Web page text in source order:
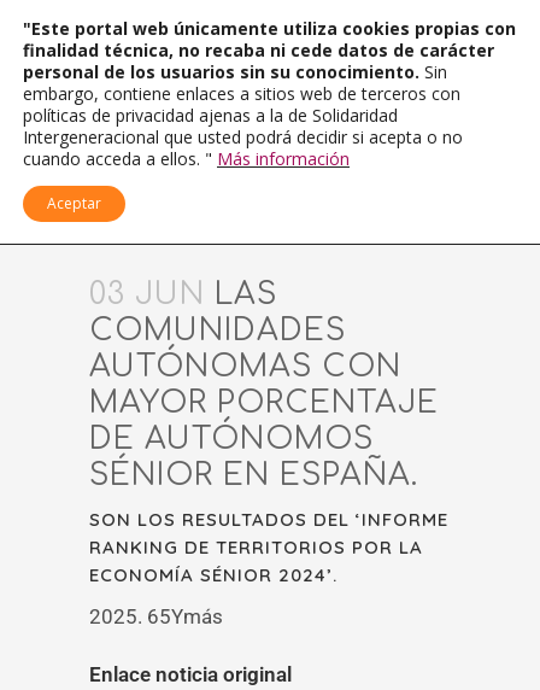
03 JUN LAS
COMUNIDADES
AUTÓNOMAS CON
MAYOR PORCENTAJE
DE AUTÓNOMOS
SÉNIOR EN ESPAÑA.
SON LOS RESULTADOS DEL ‘INFORME
RANKING DE TERRITORIOS POR LA
ECONOMÍA SÉNIOR 2024’.
2025. 65Ymás
Enlace noticia original
"Este portal web únicamente utiliza cookies propias con
finalidad técnica, no recaba ni cede datos de carácter
personal de los usuarios sin su conocimiento. Sin
embargo, contiene enlaces a sitios web de terceros con
políticas de privacidad ajenas a la de Solidaridad
Intergeneracional que usted podrá decidir si acepta o no
cuando acceda a ellos. " Más información
Aceptar